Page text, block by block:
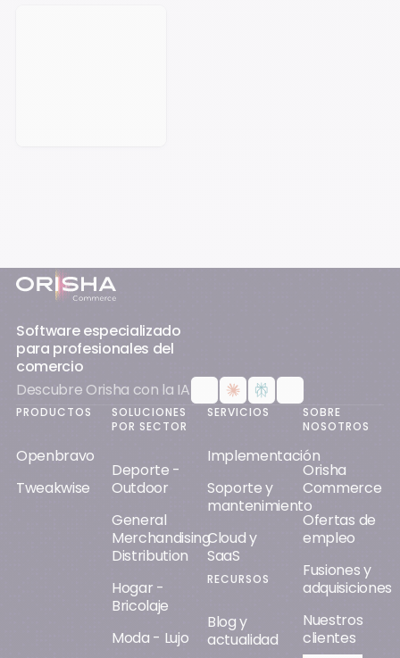
Pie de página
Software especializado
para profesionales del
comercio
Descubre Orisha con la IA
PRODUCTOS
Openbravo
Tweakwise
SOLUCIONES
POR SECTOR
Deporte -
Outdoor
General
Merchandising
Distribution
Hogar -
Bricolaje
Moda - Lujo
SERVICIOS
Implementación
Soporte y
mantenimiento
Cloud y
SaaS
RECURSOS
Blog y
actualidad
SOBRE
NOSOTROS
Orisha
Commerce
Ofertas de
empleo
Fusiones y
adquisiciones
Nuestros
clientes